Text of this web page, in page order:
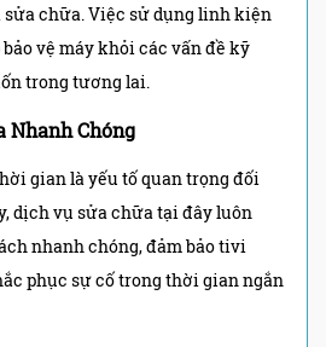
chữa. Việc sử dụng linh kiện
vệ máy khỏi các vấn đề kỹ
trong tương lai.
Nhanh Chóng
gian là yếu tố quan trọng đối
dịch vụ sửa chữa tại đây luôn
nhanh chóng, đảm bảo tivi
phục sự cố trong thời gian ngắn